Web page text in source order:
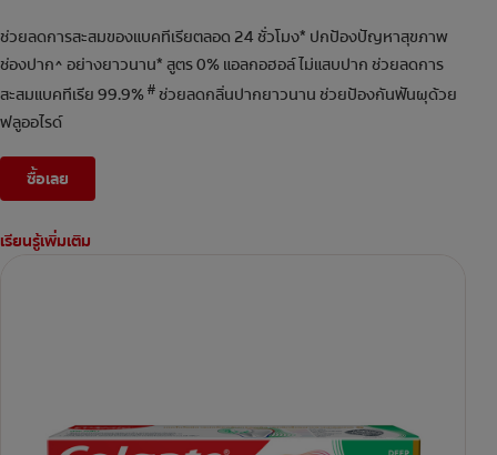
ช่วยลดการสะสมของแบคทีเรียตลอด 24 ชั่วโมง* ปกป้องปัญหาสุขภาพ
ช่องปาก^ อย่างยาวนาน* สูตร 0% แอลกอฮอล์ ไม่แสบปาก ช่วยลดการ
สะสมแบคทีเรีย 99.9%# ช่วยลดกลิ่นปากยาวนาน ช่วยป้องกันฟันผุด้วย
ฟลูออไรด์
ซื้อเลย
เรียนรู้เพิ่มเติม